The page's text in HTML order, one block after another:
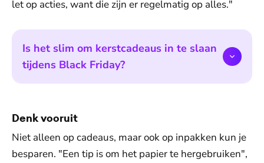
let op acties, want die zijn er regelmatig op alles."
Is het slim om kerstcadeaus in te slaan
tijdens Black Friday?
Denk vooruit
Niet alleen op cadeaus, maar ook op inpakken kun je
besparen. "Een tip is om het papier te hergebruiken",